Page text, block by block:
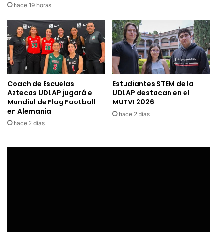
hace 19 horas
Coach de Escuelas
Aztecas UDLAP jugará el
Mundial de Flag Football
en Alemania
hace 2 días
Estudiantes STEM de la
UDLAP destacan en el
MUTVI 2026
hace 2 días